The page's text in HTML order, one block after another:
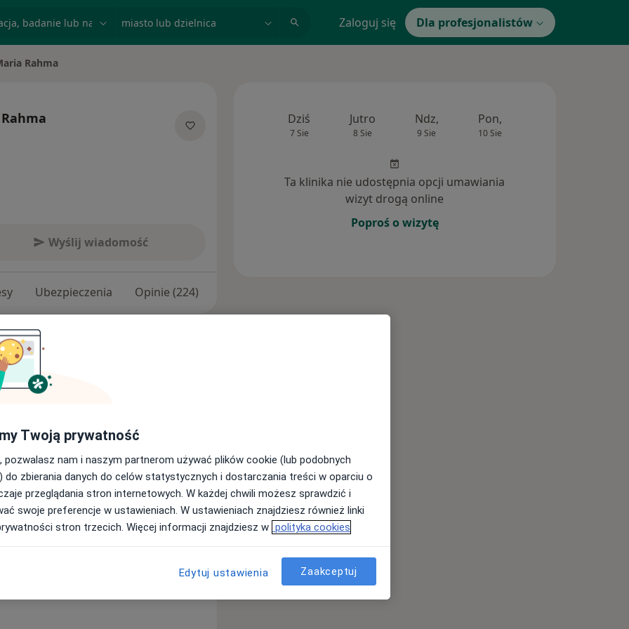
Zaloguj się Dla profesjonalistów
Rahma
Wyślij wiadomość
Ubezpieczenia Opinie (224)
Uniwersytetu
członkiem Polskiego
gabinetu Stomatologia
14/16 w Poznaniu.
Restorative Dentistry, w 2017r. z
Nieustannie poszerzam
uczestnicząc w szkoleniach,
nieustanną satysfakcję z mojej
jest przyznane w drodze
rankingu „Dentysta
i odtwórczej.
Dziś
7 Sie
Jutro
8 Sie
Ndz,
9 Sie
Pon,
10 Sie
Ta klinika nie udostępnia opcji umawiania
wizyt drogą online
Poproś o wizytę
Twoją prywatność
pozwalasz nam i naszym partnerom używać plików cookie (lub podobnych
do zbierania danych do celów statystycznych i dostarczania treści w oparciu o
przeglądania stron internetowych. W każdej chwili możesz sprawdzić i
swoje preferencje w ustawieniach. W ustawieniach znajdziesz również linki
stron trzecich. Więcej informacji znajdziesz w polityka cookies
Edytuj ustawienia Zaakceptuj